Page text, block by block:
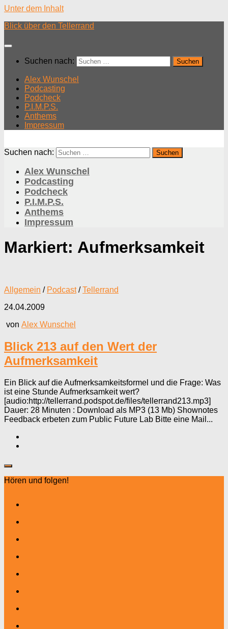
Unter dem Inhalt
Blick über den Tellerrand
Suchen nach:
Alex Wunschel
Podcasting
Podcheck
P.I.M.P.S.
Anthems
Impressum
Suchen nach:
Alex Wunschel
Podcasting
Podcheck
P.I.M.P.S.
Anthems
Impressum
Markiert: Aufmerksamkeit
Allgemein / Podcast/Tellerrand
24.04.2009
von Alex Wunschel
Blick 213 auf den Wert der
Aufmerksamkeit
Ein Blick auf die Aufmerksamkeitsformel und die Frage: Was
ist eine Stunde Aufmerksamkeit wert?
[audio:http://tellerrand.podspot.de/files/tellerrand213.mp3]
Dauer: 28 Minuten : Download als MP3 (13 Mb) Shownotes
Feedback erbeten zum Public Future Lab Bitte eine Mail...
Hören und folgen!